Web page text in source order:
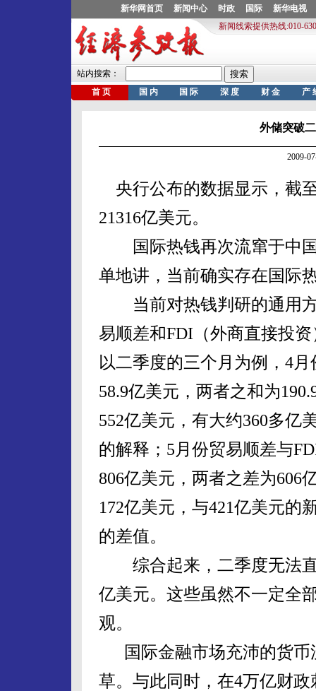
外储突破
2009-
央行公布的数据显示，截
21316亿美元。
国际热钱再次流窜于中国
单地讲，当前确实存在国际
当前对热钱判研的通用方
易顺差和FDI（外商直接投
以二季度的三个月为例，4
58.9亿美元，两者之和为
552亿美元，有大约360多亿
的解释；5月份贸易顺差与
806亿美元，两者之差为606
172亿美元，与421亿美元的
的差值。
综合起来，二季度无法直
亿美元。这些虽然不一定全
观。
国际金融市场充沛的货币
草。与此同时，在4万亿财